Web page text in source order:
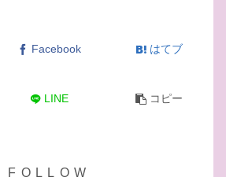
Facebook はてブ
LINE コピー